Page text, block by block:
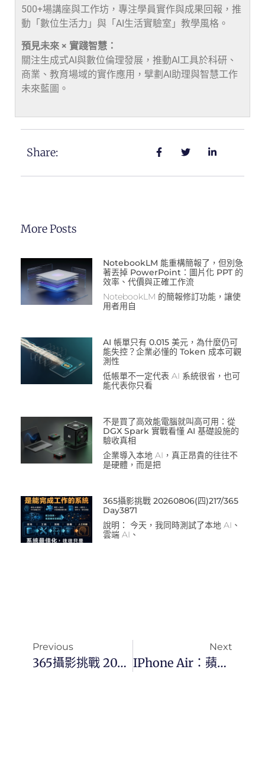
500+場講座與工作坊，專注學員實作與成果回報，推
動「數位生活力」與「AI生活實驗室」教學風格。
預見未來 × 實踐智慧：
關注生成式AI與數位倫理發展，推動AI工具於科研、
商業、教育場域的實作應用，擘劃AI助理與智慧工作
未來藍圖。
Share:
More Posts
NotebookLM 能重構簡報了，但別急
著丟掉 PowerPoint：圖片化 PPT 的
效率、代價與正確工作流
NotebookLM 的簡報修訂功能，讓使
用者用自
AI 帳單只有 0.015 美元，為什麼仍可
能失控？企業必懂的 Token 成本可觀
測性
低帳單不一定代表 AI 系統很省，也可
能代表你只看
不是買了高效能電腦就叫高可用：從
DGX Spark 實戰看懂 AI 基礎設施的
驗收真相
企業導入本地 AI，真正昂貴的往往不
是硬體，而是把
365攝影挑戰 20260806(四)217/365
Day3871
說明： 今天，我同時測試了本地 AI、
雲端 AI、
Previous
365攝影挑戰 20250919(五)262/365 Day3531
Next
IPhone Air：蘋果設計哲學的再一次豪賭